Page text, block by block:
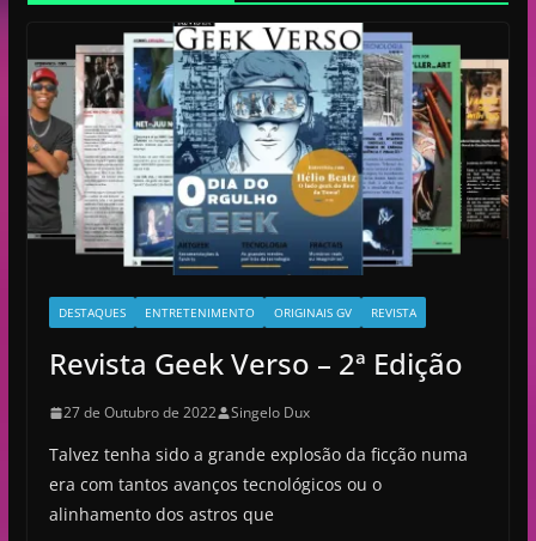
DESTAQUES ENTRETENIMENTO ORIGINAIS GV REVISTA
Revista Geek Verso – 2ª Edição
27 de Outubro de 2022 Singelo Dux
Talvez tenha sido a grande explosão da ficção numa
era com tantos avanços tecnológicos ou o
alinhamento dos astros que